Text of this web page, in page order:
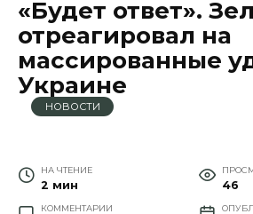
«Будет ответ».
отреагировал на
массированные
Украине
НОВОСТИ
НА ЧТЕНИЕ
2 мин 46
КОММЕНТАРИИ